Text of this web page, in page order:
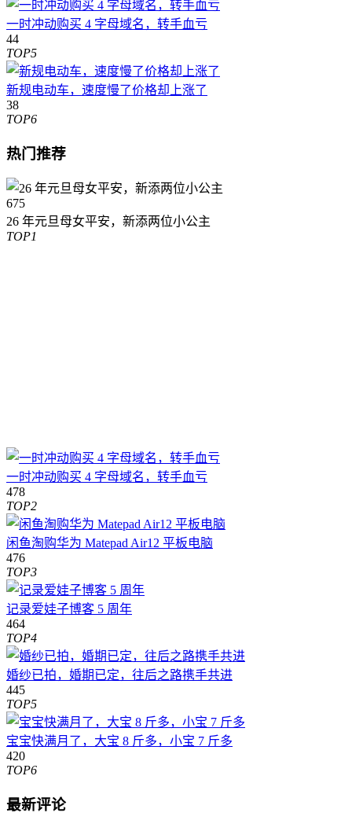
一时冲动购买 4 字母域名，转手血亏
44
TOP5
新规电动车，速度慢了价格却上涨了
38
TOP6
热门推荐
675
26 年元旦母女平安，新添两位小公主
TOP1
一时冲动购买 4 字母域名，转手血亏
478
TOP2
闲鱼淘购华为 Matepad Air12 平板电脑
476
TOP3
记录爱娃子博客 5 周年
464
TOP4
婚纱已拍，婚期已定，往后之路携手共进
445
TOP5
宝宝快满月了，大宝 8 斤多，小宝 7 斤多
420
TOP6
最新评论